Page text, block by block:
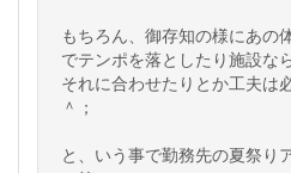
もちろん、御存知の様にあの
でテンポを落としたり施設な
それに合わせたりとか工夫は
＾；
と、いう事で勤務先の夏祭り